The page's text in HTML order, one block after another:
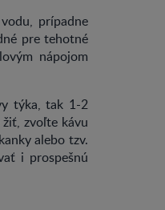
prípadne
pre tehotné
nápojom
týka, tak 1-2
zvoľte kávu
alebo tzv.
i prospešnú